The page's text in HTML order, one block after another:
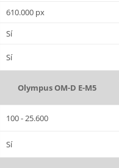
610.000 px
Sí
Sí
Olympus OM-D E-M5
100 - 25.600
Sí